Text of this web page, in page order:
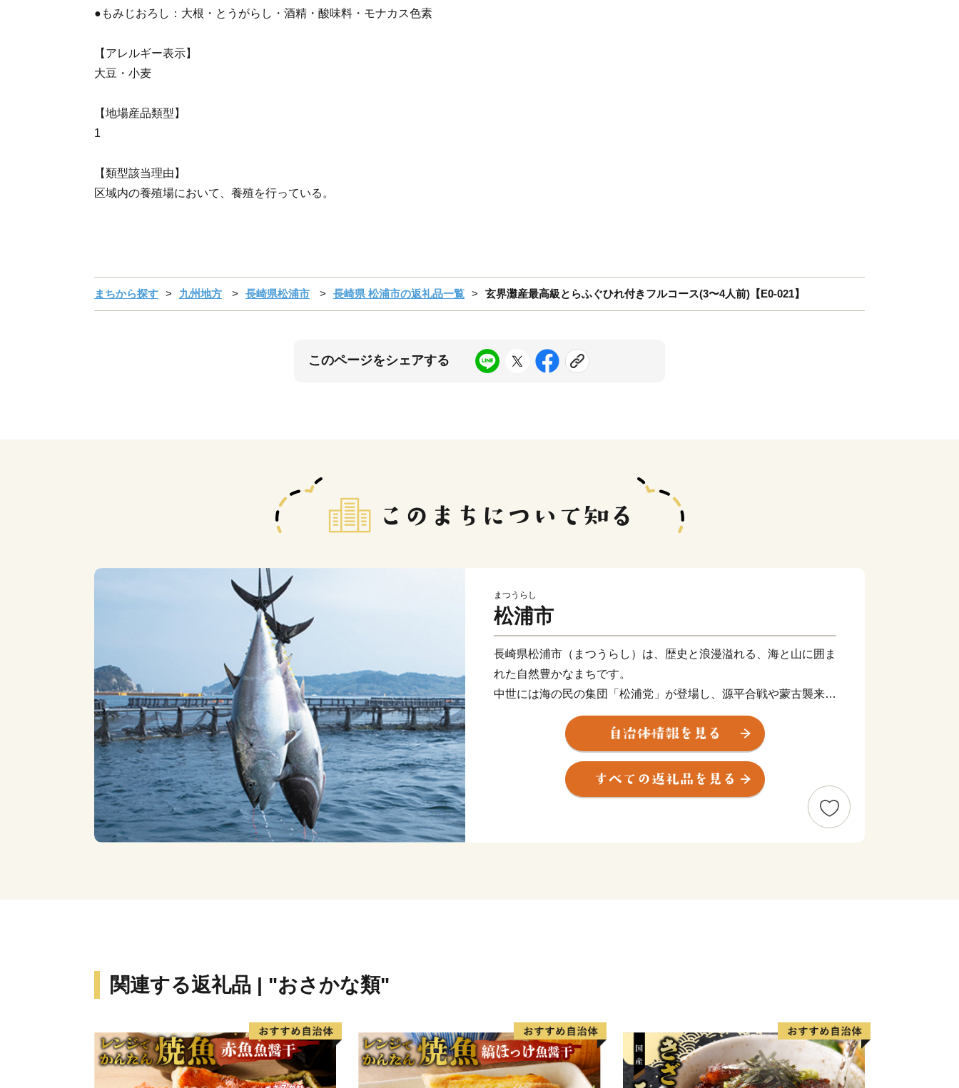
●もみじおろし：大根・とうがらし・酒精・酸味料・モナカス色素
【アレルギー表示】
大豆・小麦
【地場産品類型】
1
【類型該当理由】
区域内の養殖場において、養殖を行っている。
まちから探す 九州地方 長崎県松浦市 長崎県 松浦市の返礼品一覧 玄界灘産最高級とらふぐひれ付きフルコース(3〜4人前)【E0-021】
このページをシェアする
まつうらし
松浦市
長崎県松浦市（まつうらし）は、歴史と浪漫溢れる、海と山に囲ま
れた自然豊かなまちです。
中世には海の民の集団「松浦党」が登場し、源平合戦や蒙古襲来に
おいて活躍しました。蒙古襲来の歴史を語る水中文化遺産「鷹島神
崎遺跡」は、海底遺跡としては、国内初となる国史跡に指定されて
海を囲んで３つのまちから成る松浦市は、日本有数の漁獲量を誇る
アジ・サバのほかにマグロやトラフグ、車エビなどの養殖業も盛ん
関連する返礼品 | "おさかな類"